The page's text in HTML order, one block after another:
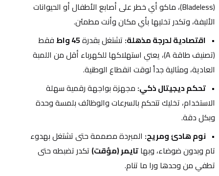
الأليفة، وتكدر تخليها بأي مكان وأنت مطمئن.
اقتصادية لدرجة مذهلة: تشتغل بقدرة 45 واط
العادية، ومثالية جداً لوقت انقطاع الوطنية.
تحكم ديجيتال ذكي:
وبكل دقة.
نوم هادئ ومريح:
تام وبدون ضوضاء، وبها تايمر (مؤقت)
تطفي من وحدها ورا ما تنام.